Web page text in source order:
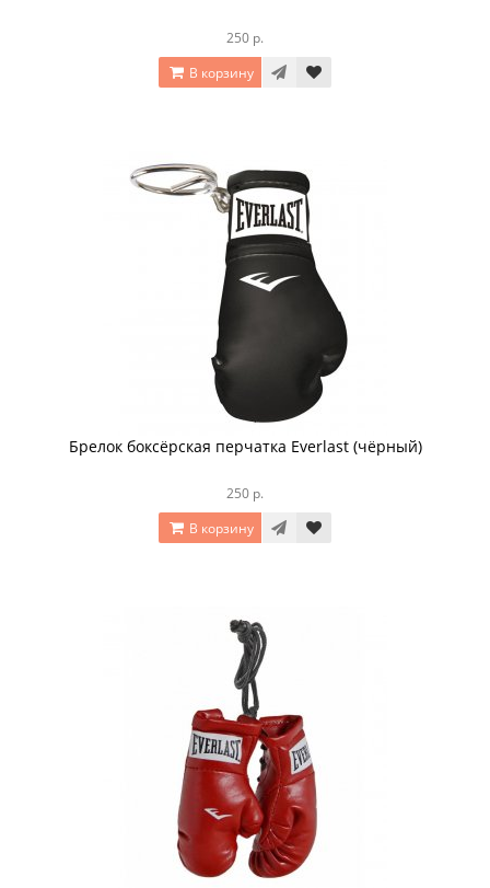
250 р.
В корзину
Брелок боксёрская перчатка Everlast (чёрный)
250 р.
В корзину